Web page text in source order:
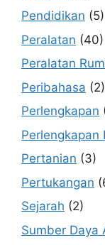
Pendidikan (5)
Peralatan (40)
Peralatan
Peribahasa (2)
Perlengkapan
Perlengkapan
Pertanian (3)
Pertukangan
Sejarah (2)
Sumber Daya